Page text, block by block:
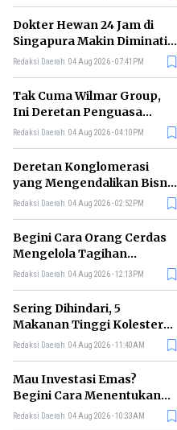
Dokter Hewan 24 Jam di
Singapura Makin Diminati,
Ini Alasannya
Redaksi Daerah 04 Aug 2026 - 07:41PM
Tak Cuma Wilmar Group,
Ini Deretan Penguasa
Bisnis Beras di Indonesia
Redaksi Daerah 04 Aug 2026 - 04:10PM
Deretan Konglomerasi
yang Mengendalikan Bisnis
Media Nasional, Siapa Saja?
Redaksi Daerah 04 Aug 2026 - 02:52PM
Begini Cara Orang Cerdas
Mengelola Tagihan
Bulanan agar Bebas Telat
Redaksi Daerah 04 Aug 2026 - 12:13PM
Sering Dihindari, 5
Makanan Tinggi Kolesterol
Ini Ternyata Menyehatkan
Redaksi Daerah 04 Aug 2026 - 11:40AM
Mau Investasi Emas?
Begini Cara Menentukan
Waktu Terbaik untuk
Redaksi Daerah 04 Aug 2026 - 10:33AM